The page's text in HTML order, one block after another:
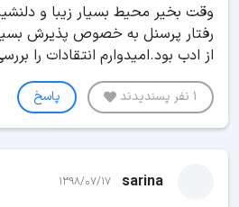
وقت بخیر محیط بسیار زیبا و
رفتار پرسنل به خصوص پذیرش
از ادب بود.امیدوارم انتقادات را
1 نفر پسندیدند پاسخ
sarina
1398/07/17